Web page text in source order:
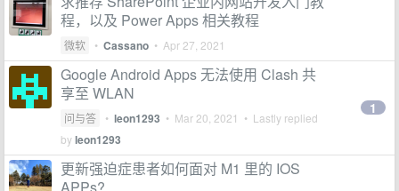
程，以及 Power Apps 相关教程
微软 • Cassano • Apr 27, 2021
Google Android Apps 无法使用 Clash 共
享至 WLAN
问与答 • leon1293 • Mar 20, 2021 • Lastly replied
byleon1293
1
更新强迫症患者如何面对 M1 里的 IOS